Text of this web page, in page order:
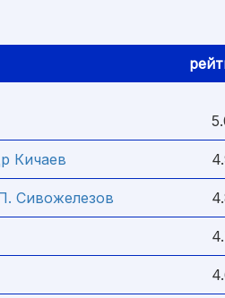
Кичаев
Сивожелезов